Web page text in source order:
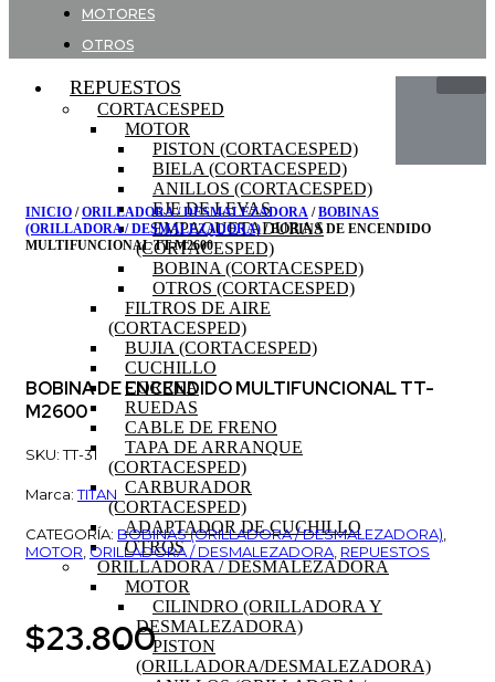
MOTORES
OTROS
REPUESTOS
CORTACESPED
MOTOR
PISTON (CORTACESPED)
BIELA (CORTACESPED)
ANILLOS (CORTACESPED)
EJE DE LEVAS
EMPAQUETADURAS
(CORTACESPED)
BOBINA (CORTACESPED)
OTROS (CORTACESPED)
FILTROS DE AIRE
(CORTACESPED)
BUJIA (CORTACESPED)
CUCHILLO
CORREA
RUEDAS
CABLE DE FRENO
TAPA DE ARRANQUE
(CORTACESPED)
CARBURADOR
(CORTACESPED)
ADAPTADOR DE CUCHILLO
OTROS
ORILLADORA / DESMALEZADORA
MOTOR
CILINDRO (ORILLADORA Y
DESMALEZADORA)
PISTON
(ORILLADORA/DESMALEZADORA)
INICIO /ORILLADORA / DESMALEZADORA /BOBINAS
(ORILLADORA / DESMALEZADORA)/ BOBINA DE ENCENDIDO
MULTIFUNCIONAL TT-M2600
BOBINA DE ENCENDIDO MULTIFUNCIONAL TT-
M2600
SKU: TT-31
Marca:TITAN
CATEGORÍA: BOBINAS (ORILLADORA / DESMALEZADORA)
MOTOR ORILLADORA / DESMALEZADORA REPUESTOS
$23.800